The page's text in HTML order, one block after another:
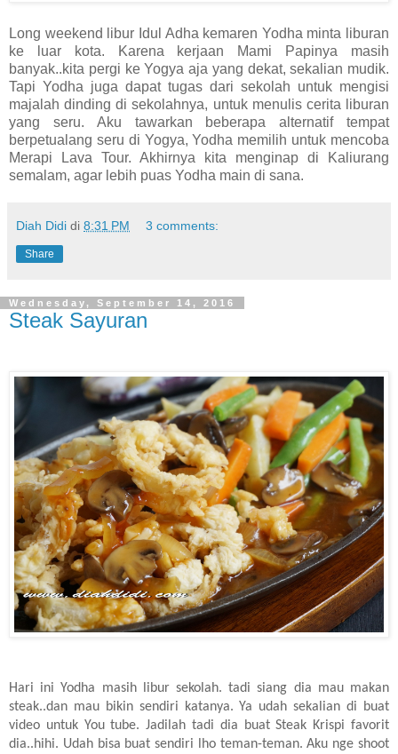
Long weekend libur Idul Adha kemaren Yodha minta liburan
ke luar kota. Karena kerjaan Mami Papinya masih
banyak..kita pergi ke Yogya aja yang dekat, sekalian mudik.
Tapi Yodha juga dapat tugas dari sekolah untuk mengisi
majalah dinding di sekolahnya, untuk menulis cerita liburan
yang seru. Aku tawarkan beberapa alternatif tempat
berpetualang seru di Yogya, Yodha memilih untuk mencoba
Merapi Lava Tour. Akhirnya kita menginap di Kaliurang
semalam, agar lebih puas Yodha main di sana.
Diah Didi di 8:31 PM 3 comments:
Share
Wednesday, September 14, 2016
Steak Sayuran
Hari ini Yodha masih libur sekolah. tadi siang dia mau makan
steak..dan mau bikin sendiri katanya. Ya udah sekalian di buat
video untuk You tube. Jadilah tadi dia buatSteak Krispi favorit
dia..hihi. Udah bisa buat sendiri lho teman-teman. Aku nge shoot